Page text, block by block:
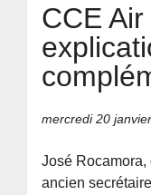
CCE
mercredi 20
José
ancien